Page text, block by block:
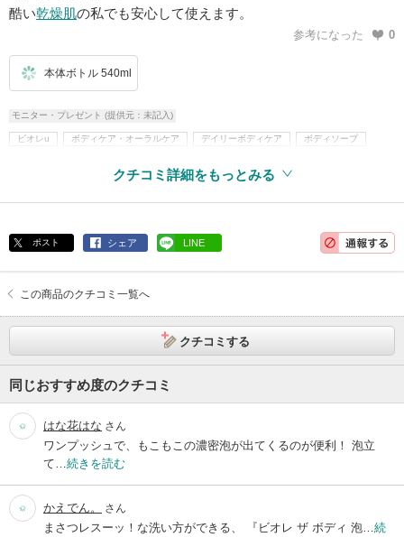
酷い乾燥肌の私でも安心して使えます。
参考になった 0
本体ボトル 540ml
モニター・プレゼント (提供元：未記入)
ビオレu ボディケア・オーラルケア デイリーボディケア ボディソープ
クチコミ詳細をもっとみる
ポスト シェア LINE
この商品のクチコミ一覧へ
クチコミする
同じおすすめ度のクチコミ
はな花はな さん
ワンプッシュで、もこもこの濃密泡が出てくるのが便利！ 泡立
て… 続きを読む
かえでん。 さん
まさつレスーッ！な洗い方ができる、 『ビオレ ザ ボディ 泡… 続